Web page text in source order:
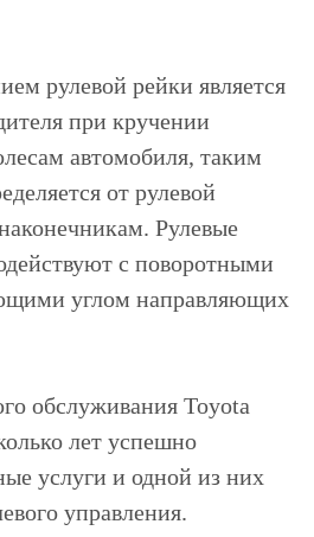
рулевой рейки является
при кручении
автомобиля, таким
от рулевой
Рулевые
с поворотными
углом направляющих
обслуживания Toyota
лет успешно
услуги и одной из них
управления.